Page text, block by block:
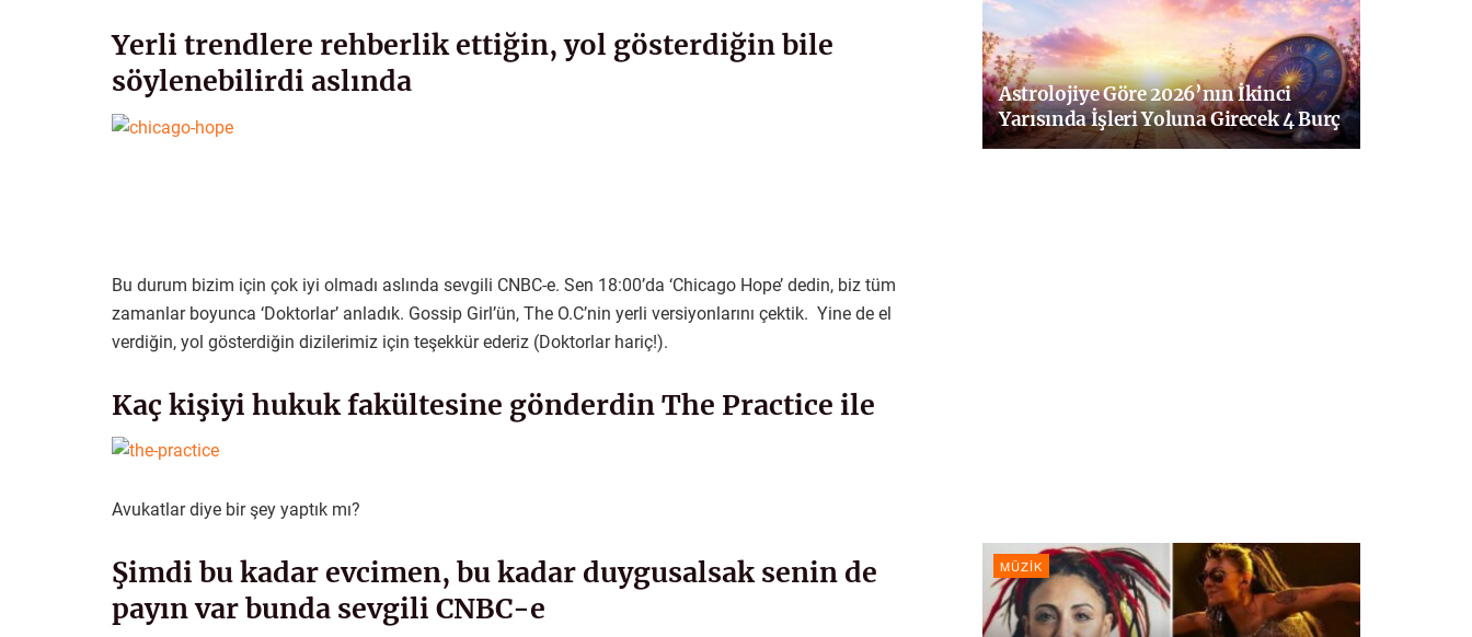
Yerli trendlere rehberlik ettiğin, yol gösterdiğin bile
söylenebilirdi aslında
Bu durum bizim için çok iyi olmadı aslında sevgili CNBC-e. Sen 18:00’da ‘Chicago Hope’ dedin, biz tüm
zamanlar boyunca ‘Doktorlar’ anladık. Gossip Girl’ün, The O.C’nin yerli versiyonlarını çektik. Yine de el
verdiğin, yol gösterdiğin dizilerimiz için teşekkür ederiz (Doktorlar hariç!).
Kaç kişiyi hukuk fakültesine gönderdin The Practice ile
Avukatlar diye bir şey yaptık mı?
Şimdi bu kadar evcimen, bu kadar duygusalsak senin de
payın var bunda sevgili CNBC-e
Astrolojiye Göre 2026’nın İkinci
Yarısında İşleri Yoluna Girecek 4 Burç
MÜZIK